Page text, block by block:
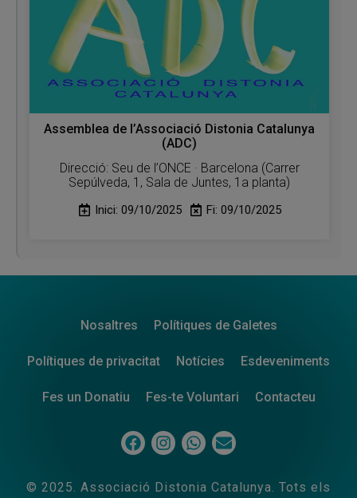
Assemblea de l’Associació Distonia Catalunya
(ADC)
Direcció: Seu de l’ONCE · Barcelona (Carrer
Sepúlveda, 1, Sala de Juntes, 1a planta)
Inici: 09/10/2025 Fi: 09/10/2025
Nosaltres Polítiques de Galetes
Polítiques de privacitat Notícies Esdeveniments
Fes un Donatiu Fes-te Voluntari Contacteu
© 2025. Associació Distonia Catalunya. Tots els